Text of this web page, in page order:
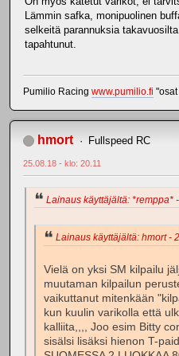
Lämmin safka, monipuolinen
selkeitä parannuksia
tapahtunut.
Pumilio Racing www.pumilio.fi
hmort Fullspeed RC
25.08.18 - klo: 20.11
Lainaus käyttäjältä: *remppa*
Lainaus käyttäjältä: hmort -
Vielä on yksi SM kilpailu
muutaman kilpailun
vaikuttanut mitenkään
kun kuulin varikolla että
kalliita,,,, Joo esim Bitty
sisälsi lisäksi hienon T-